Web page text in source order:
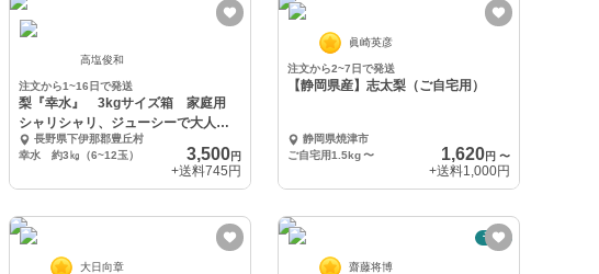
高塩俊和
注文から1~16日で発送
梨『幸水』 3kgサイズ箱 家庭用
シャリシャリ、ジューシーで大人
気！！
長野県下伊那郡豊丘村
幸水 約3㎏（6~12玉）
3,500円
+送料745円
眞崎英彦
注文から2~7日で発送
【静岡県産】志太梨（ご自宅用）
静岡県焼津市
ご自宅用1.5kg〜 1,620円 〜
+送料1,000円
大日向章
予約
齋藤将博